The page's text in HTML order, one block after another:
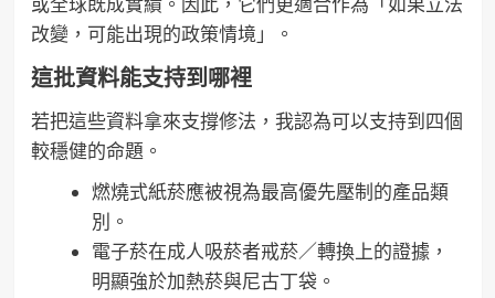
改變，可能出現的政策情境」。
這批資料能支持到哪裡
若把這些資料拿來支撐修法，我認為可以支持到四個
較穩健的命題。
燃燒式紙菸應被視為最高優先壓制的產品類
別。
電子菸在成人吸菸者戒菸／轉換上的證據，
明顯強於加熱菸與尼古丁袋。